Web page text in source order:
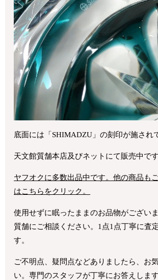
底面には「SHIMADZU」の刻印が施され
天文館質舗本店及びネットにて販売中です
ヤフオクに多数出品中です。他の商品も
はこちらをクリック。
使用せずに眠ったままのお品物がござい
質舗にご相談ください。1点1点丁寧に査
す。
ご不明点、疑問点などありましたら、お
い。専門のスタッフが丁寧にお答えします